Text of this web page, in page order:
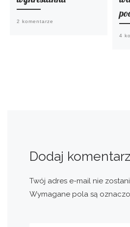
2 komentarze
4
Dodaj komentarz
Twój adres e-mail nie
Wymagane pola są